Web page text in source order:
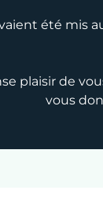
été mis
plaisir de
vous